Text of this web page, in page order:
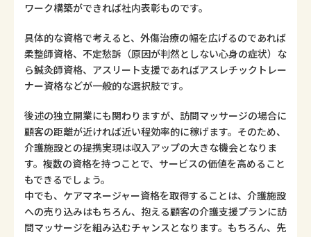
ワーク構築ができれば社内表彰ものです。
具体的な資格で考えると、外傷治療の幅を広げるのであれば
柔整師資格、不定愁訴（原因が判然としない心身の症状）な
ら鍼灸師資格、アスリート支援であればアスレチックトレー
ナー資格などが一般的な選択肢です。
後述の独立開業にも関わりますが、訪問マッサージの場合に
顧客の距離が近ければ近い程効率的に稼げます。そのため、
介護施設との提携実現は収入アップの大きな機会となりま
す。複数の資格を持つことで、サービスの価値を高めること
もできるでしょう。
中でも、ケアマネージャー資格を取得することは、介護施設
への売り込みはもちろん、抱える顧客の介護支援プランに訪
問マッサージを組み込むチャンスとなります。もちろん、先